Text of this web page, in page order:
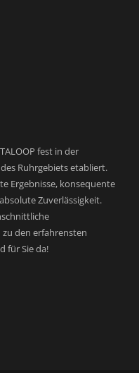
fest in der
Ruhrgebiets etabliert.
Ergebnisse, konsequente
Zuverlässigkeit.
den erfahrensten
für Sie da!